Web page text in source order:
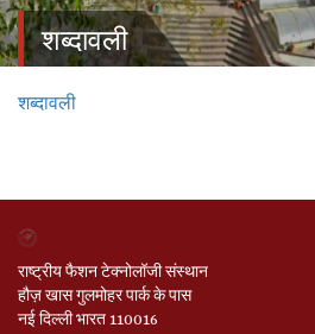
शब्दावली
शब्दावली
राष्ट्रीय फैशन टेक्नोलॉजी संस्थान
हौज़ खास गुलमोहर पार्क के पास
नई दिल्ली भारत 110016